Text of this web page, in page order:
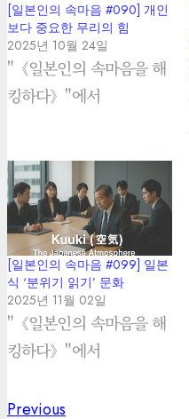
[일본인의 속마음 #090] 개인
보다 중요한 무리의 힘
2025년 10월 24일
"《일본인의 속마음을 해
킹하다》"에서
[일본인의 속마음 #099] 일본
식 ‘분위기 읽기’ 문화
2025년 11월 02일
"《일본인의 속마음을 해
킹하다》"에서
Previous